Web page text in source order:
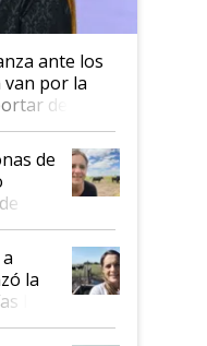
ante los
van por la
dejó de
un
de
la
le